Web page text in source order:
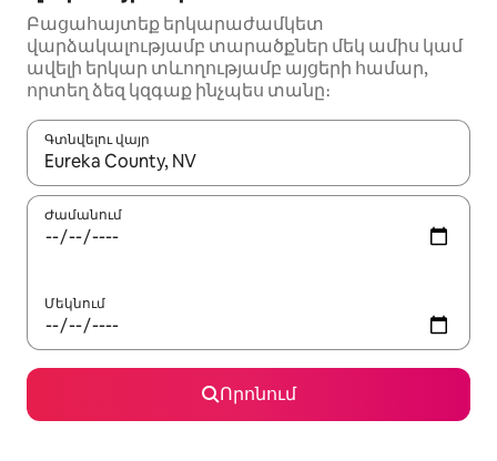
Բացահայտեք երկարաժամկետ
վարձակալությամբ տարածքներ մեկ ամիս կամ
ավելի երկար տևողությամբ այցերի համար,
որտեղ ձեզ կզգաք ինչպես տանը։
Գտնվելու վայր
Երբ արդյունքները հասանելի լինեն, սլաքների
Ժամանում
Մեկնում
Որոնում